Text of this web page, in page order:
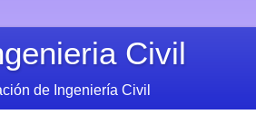
Civil
de Ingeniería Civil